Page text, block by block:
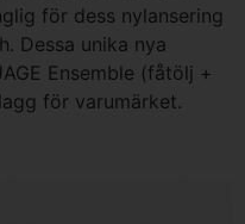
för dess nylansering
Dessa unika nya
Ensemble (fåtölj +
för varumärket.